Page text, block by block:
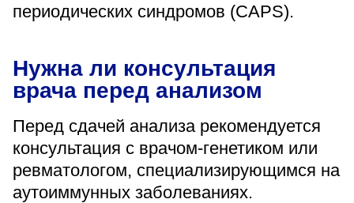
периодических синдромов (CAPS).
Нужна ли консультация
врача перед анализом
Перед сдачей анализа рекомендуется
консультация с врачом-генетиком или
ревматологом, специализирующимся на
аутоиммунных заболеваниях.